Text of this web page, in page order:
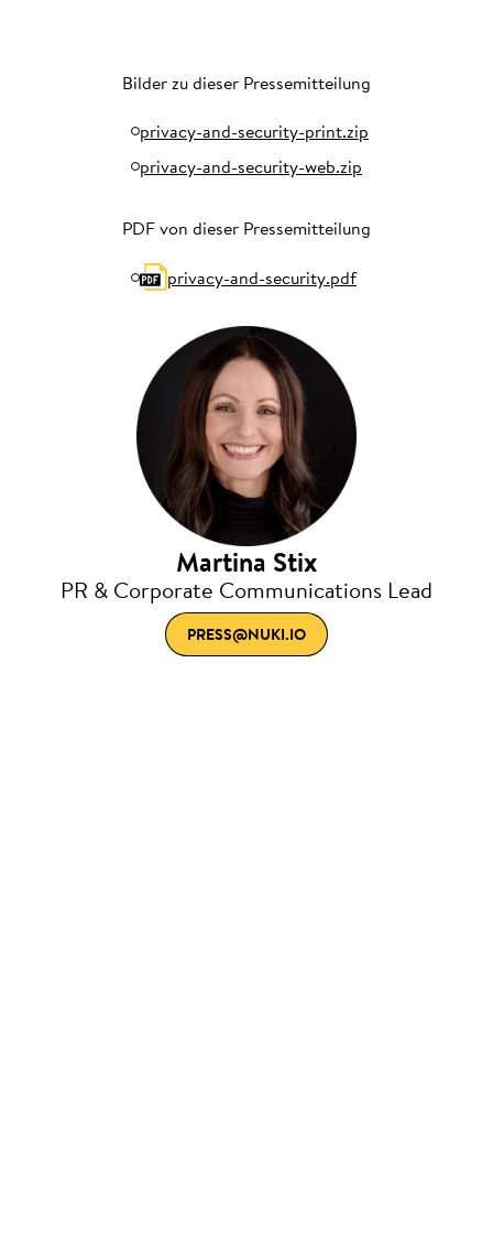
Bilder zu dieser Pressemitteilung
privacy-and-security-print.zip
privacy-and-security-web.zip
PDF von dieser Pressemitteilung
privacy-and-security.pdf
Martina Stix
PR & Corporate Communications Lead
PRESS@NUKI.IO